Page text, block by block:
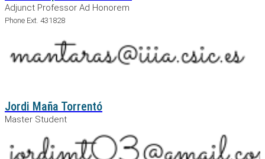
Adjunct Professor Ad Honorem
Phone Ext. 431828
Jordi Maña Torrentó
Master Student